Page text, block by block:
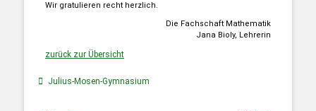
Wir gratulieren recht herzlich.
Die Fachschaft Mathematik
Jana Bioly, Lehrerin
zurück zur Übersicht
Julius-Mosen-Gymnasium